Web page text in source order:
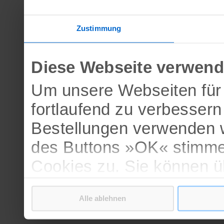
Zustimmung
Diese Webseite
Um unsere Webseiten
fortlaufend zu
Bestellungen
des Buttons »OK«
Cookies zu. Sie können
verschiedenen Cookies
bestätigen.
Alle ablehnen